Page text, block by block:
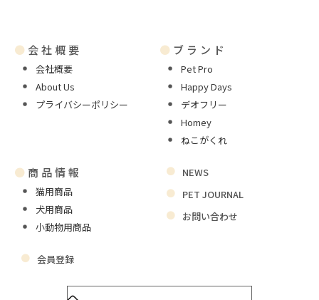
● 会社概要
会社概要
About Us
プライバシーポリシー
● ブランド
Pet Pro
Happy Days
デオフリー
Homey
ねこがくれ
● 商品情報
猫用商品
犬用商品
小動物用商品
NEWS
PET JOURNAL
お問い合わせ
会員登録